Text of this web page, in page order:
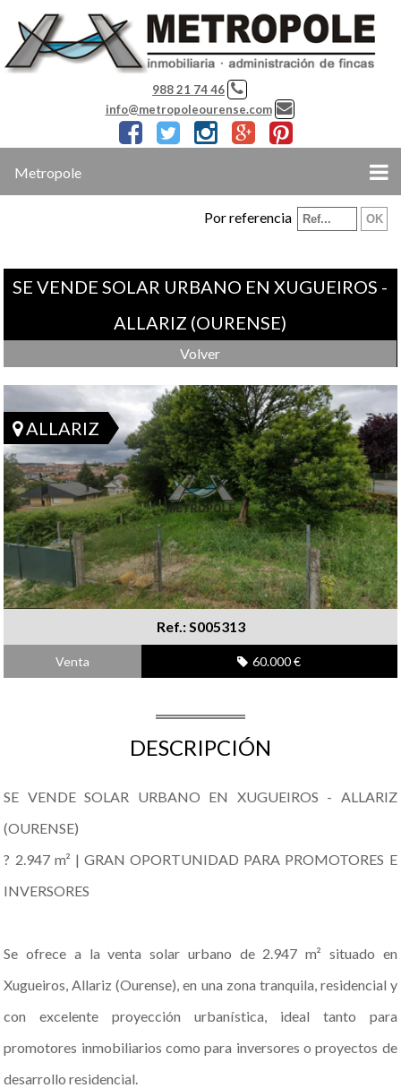
988 21 74 46
info@metropoleourense.com
Metropole
Por referencia
SE VENDE SOLAR URBANO EN XUGUEIROS -
ALLARIZ (OURENSE)
Volver
ALLARIZ
Ref.: S005313
Venta 60.000 €
DESCRIPCIÓN
SE VENDE SOLAR URBANO EN XUGUEIROS - ALLARIZ
(OURENSE)
? 2.947 m² | GRAN OPORTUNIDAD PARA PROMOTORES E
INVERSORES
Se ofrece a la venta solar urbano de 2.947 m² situado en
Xugueiros, Allariz (Ourense), en una zona tranquila, residencial y
con excelente proyección urbanística, ideal tanto para
promotores inmobiliarios como para inversores o proyectos de
desarrollo residencial.